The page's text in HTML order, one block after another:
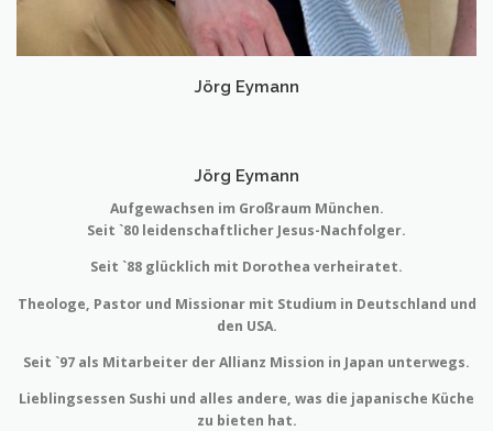
Jörg Eymann
Jörg Eymann
Aufgewachsen im Großraum München.
Seit `80 leidenschaftlicher Jesus-Nachfolger.
Seit `88 glücklich mit Dorothea verheiratet.
Theologe, Pastor und Missionar mit Studium in Deutschland und
den USA.
Seit `97 als Mitarbeiter der Allianz Mission in Japan unterwegs.
Lieblingsessen Sushi und alles andere, was die japanische Küche
zu bieten hat.